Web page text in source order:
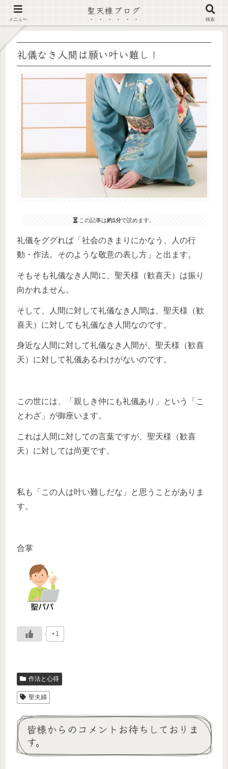
【注意喚起】偽サイト及び偽情報に注意 ▶確認する◀
礼儀なき人間は願い叶い難し！
この記事は約1分で読めます。
礼儀をググれば「社会のきまりにかなう、人の行
動・作法。そのような敬意の表し方」と出ます。
そもそも礼儀なき人間に、聖天様（歓喜天）は振り
向かれません。
そして、人間に対して礼儀なき人間は、聖天様（歓
喜天）に対しても礼儀なき人間なのです。
身近な人間に対して礼儀なき人間が、聖天様（歓喜
天）に対して礼儀あるわけがないのです。
この世には、「親しき仲にも礼儀あり」という「こ
とわざ」が御座います。
これは人間に対しての言葉ですが、聖天様（歓喜
天）に対しては尚更です。
私も「この人は叶い難しだな」と思うことがありま
す。
合掌
+1
作法と心得
聖夫婦
皆様からのコメントお待ちしておりま
す。
メニュー
聖天様ブログ
検索